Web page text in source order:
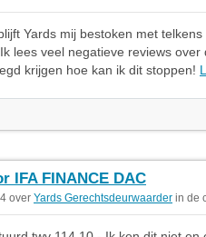
Yards mij bestoken met
lees veel negatieve reviews over
krijgen hoe kan ik dit stoppen!
IFA FINANCE DAC
over Yards Gerechtsdeurwaarder in de